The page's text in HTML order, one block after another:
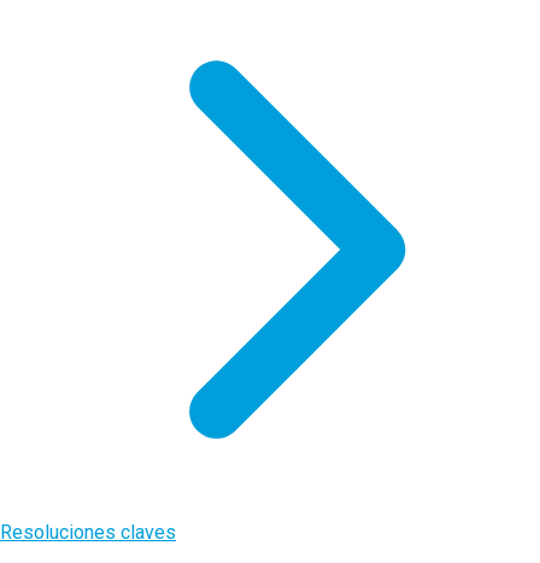
Resoluciones claves